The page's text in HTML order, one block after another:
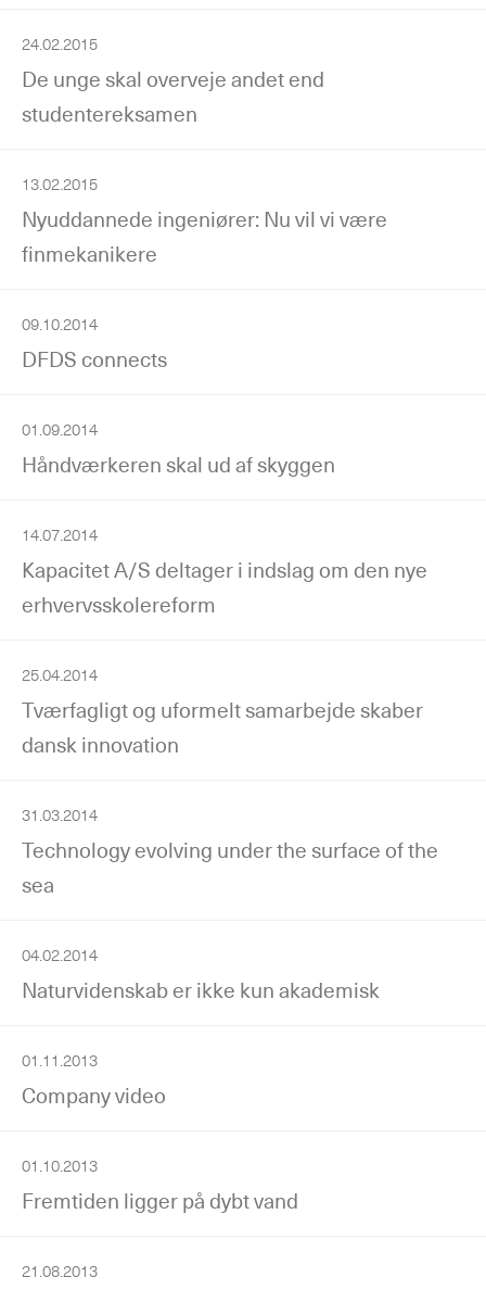
24.02.2015
De unge skal overveje andet end
studentereksamen
13.02.2015
Nyuddannede ingeniører: Nu vil vi være
finmekanikere
09.10.2014
DFDS connects
01.09.2014
Håndværkeren skal ud af skyggen
14.07.2014
Kapacitet A/S deltager i indslag om den nye
erhvervsskolereform
25.04.2014
Tværfagligt og uformelt samarbejde skaber
dansk innovation
31.03.2014
Technology evolving under the surface of the
sea
04.02.2014
Naturvidenskab er ikke kun akademisk
01.11.2013
Company video
01.10.2013
Fremtiden ligger på dybt vand
21.08.2013